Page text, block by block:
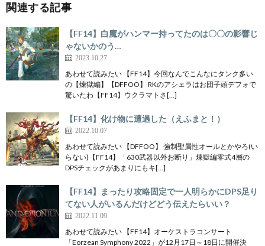
関連する記事
【FF14】白魔がハンマー持ってたのは〇〇の影響じ
ゃないかのう…
2023.10.27
あわせて読みたい 【FF14】今回なんでこんなにタンク多い
の【煉獄編】【DFFOO】 RKのアシェラはお団子頭デフォで
驚いたわ【FF14】ウクラマトさ[…]
【FF14】化け物に遭遇した（えふまと！）
2022.10.07
あわせて読みたい 【DFFOO】 強制聖属性オールとかやろ(い
らない)【FF14】「630武器以外お断り」煉獄編零式4層の
DPSチェックがあまりにもキ[…]
【FF14】まったり攻略固定で一人明らかにDPS足り
てない人がいるんだけどどう伝えたらいい？
2022.11.09
あわせて読みたい 【FF14】オーケストラコンサート
「Eorzean Symphony 2022」が12月17日～18日に開催決